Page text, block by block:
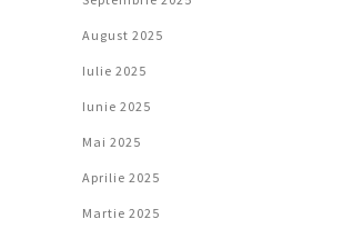
August 2025
Iulie 2025
Iunie 2025
Mai 2025
Aprilie 2025
Martie 2025